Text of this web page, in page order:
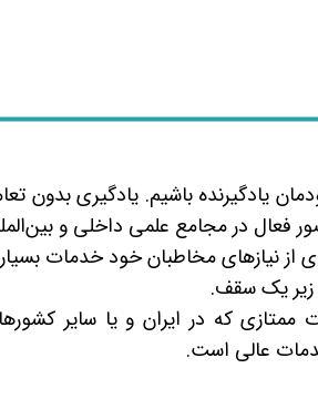
یادگیرنده باشیم. یادگیری بدون
در مجامع علمی داخلی و
نیازهای مخاطبان خود خدمات
زیر یک سقف.
که در ایران و یا سایر
عالی است.